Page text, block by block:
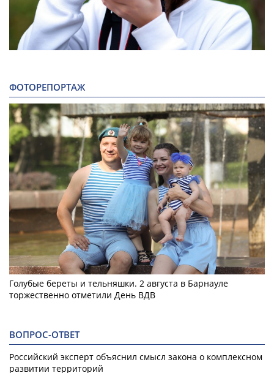
ФОТОРЕПОРТАЖ
Голубые береты и тельняшки. 2 августа в Барнауле
торжественно отметили День ВДВ
ВОПРОС-ОТВЕТ
Российский эксперт объяснил смысл закона о комплексном
развитии территорий